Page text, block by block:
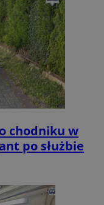
chodniku w
po służbie